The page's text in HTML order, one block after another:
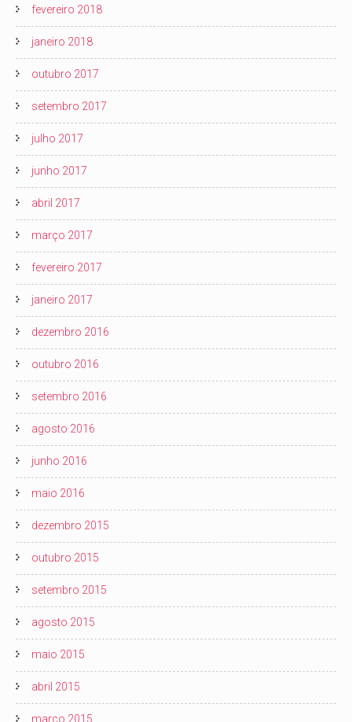
fevereiro 2018
janeiro 2018
outubro 2017
setembro 2017
julho 2017
junho 2017
abril 2017
março 2017
fevereiro 2017
janeiro 2017
dezembro 2016
outubro 2016
setembro 2016
agosto 2016
junho 2016
maio 2016
dezembro 2015
outubro 2015
setembro 2015
agosto 2015
maio 2015
abril 2015
março 2015